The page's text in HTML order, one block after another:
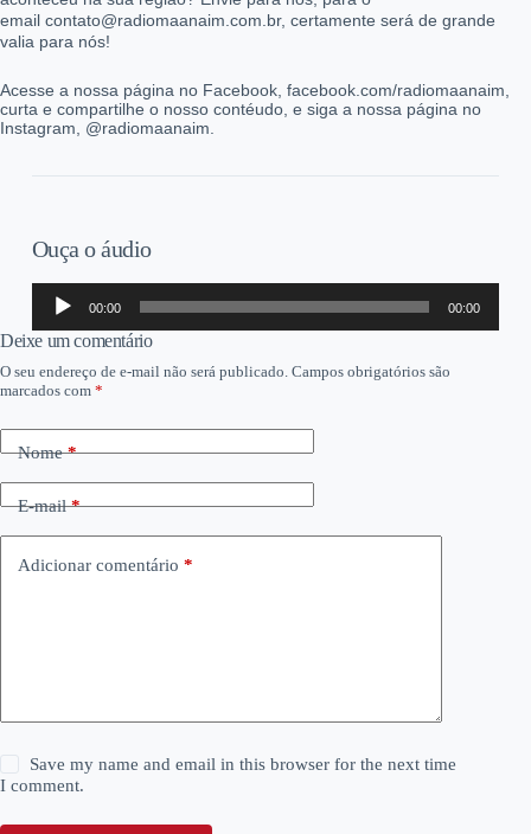
email contato@radiomaanaim.com.br, certamente será de grande
valia para nós!
Acesse a nossa página no Facebook, facebook.com/radiomaanaim,
curta e compartilhe o nosso contéudo, e siga a nossa página no
Instagram, @radiomaanaim.
Ouça o áudio
Tocador
áudio
00:00 00:00
Deixe um comentário
O seu endereço de e-mail não será publicado. Campos obrigatórios são
marcados com *
Nome*
E-mail*
Adicionar comentário *
Save my name and email in this browser for the next time
I comment.